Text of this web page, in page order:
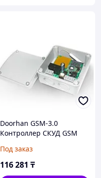
Doorhan GSM-3.0
Контроллер СКУД GSM
Под заказ
116 281 ₸